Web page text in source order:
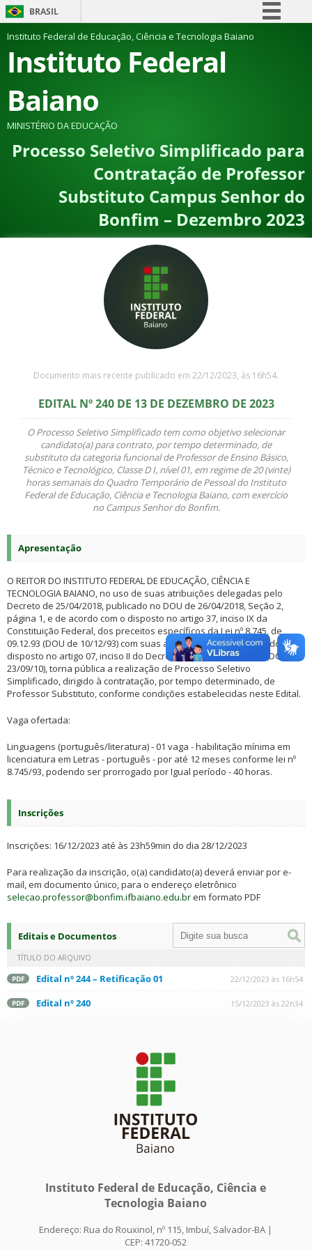
BRASIL
Simplifique!
Comunica BR
Canais
Instituto Federal de Educação, Ciência e Tecnologia Baiano
Instituto Federal
Baiano
MINISTÉRIO DA EDUCAÇÃO
Processo Seletivo Simplificado para
Contratação de Professor
Substituto Campus Senhor do
Bonfim – Dezembro 2023
Documento mais recente publicado em 22/12/2023, às 16h54.
EDITAL Nº 240 DE 13 DE DEZEMBRO DE 2023
O Processo Seletivo Simplificado tem como objetivo selecionar
candidato(a) para contrato, por tempo determinado, de
substituto da categoria funcional de Professor de Ensino Básico,
Técnico e Tecnológico, Classe D I, nível 01, em regime de 20 (vinte)
horas semanais do Quadro Temporário de Pessoal do Instituto
Federal de Educação, Ciência e Tecnologia Baiano, com exercício
no Campus Senhor do Bonfim.
Apresentação
O REITOR DO INSTITUTO FEDERAL DE EDUCAÇÃO, CIÊNCIA E
TECNOLOGIA BAIANO, no uso de suas atribuições delegadas pelo
Decreto de 25/04/2018, publicado no DOU de 26/04/2018, Seção 2,
página 1, e de acordo com o disposto no artigo 37, inciso IX da
Constituição Federal, dos preceitos específicos da Lei nº 8.745, de
09.12.93 (DOU de 10/12/93) com suas alterações posteriores e do
disposto no artigo 07, inciso II do Decreto nº 7.312, de 22.09.10 (DOU de
23/09/10), torna pública a realização de Processo Seletivo
Simplificado, dirigido à contratação, por tempo determinado, de
Professor Substituto, conforme condições estabelecidas neste Edital.
Vaga ofertada:
Linguagens (português/literatura) - 01 vaga - habilitação mínima em
licenciatura em Letras - português - por até 12 meses conforme lei nº
8.745/93, podendo ser prorrogado por Igual período - 40 horas.
Inscrições
Inscrições: 16/12/2023 até às 23h59min do dia 28/12/2023
Para realização da inscrição, o(a) candidato(a) deverá enviar por e-
mail, em documento único, para o endereço eletrônico
selecao.professor@bonfim.ifbaiano.edu.br em formato PDF
Editais e Documentos
TÍTULO DO ARQUIVO
PDF Edital nº 244 – Retificação 01 22/12/2023 às 16h54
PDF Edital nº 240 15/12/2023 às 22h34
Instituto Federal de Educação, Ciência e
Tecnologia Baiano
Endereço: Rua do Rouxinol, nº 115, Imbuí, Salvador-BA |
CEP: 41720-052